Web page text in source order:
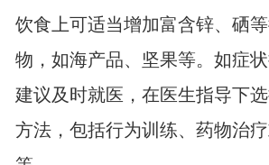
饮食上可适当增加富含锌、硒
物，如海产品、坚果等。如症状
建议及时就医，在医生指导下
方法，包括行为训练、药物治